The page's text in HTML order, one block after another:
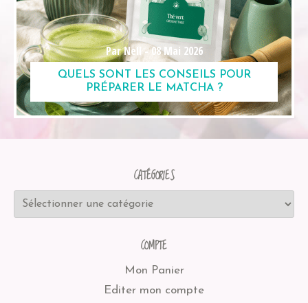
Par Nell -08 Mai 2026
QUELS SONT LES CONSEILS POUR
PRÉPARER LE MATCHA ?
CATÉGORIES
COMPTE
Mon Panier
Editer mon compte